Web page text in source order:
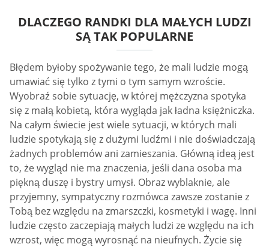
DLACZEGO RANDKI DLA MAŁYCH LUDZI
SĄ TAK POPULARNE
Błędem byłoby spożywanie tego, że mali ludzie mogą
umawiać się tylko z tymi o tym samym wzroście.
Wyobraź sobie sytuację, w której mężczyzna spotyka
się z małą kobietą, która wygląda jak ładna księżniczka.
Na całym świecie jest wiele sytuacji, w których mali
ludzie spotykają się z dużymi ludźmi i nie doświadczają
żadnych problemów ani zamieszania. Główną ideą jest
to, że wygląd nie ma znaczenia, jeśli dana osoba ma
piękną duszę i bystry umysł. Obraz wyblaknie, ale
przyjemny, sympatyczny rozmówca zawsze zostanie z
Tobą bez względu na zmarszczki, kosmetyki i wagę. Inni
ludzie często zaczepiają małych ludzi ze względu na ich
wzrost, więc mogą wyrosnąć na nieufnych. Życie się